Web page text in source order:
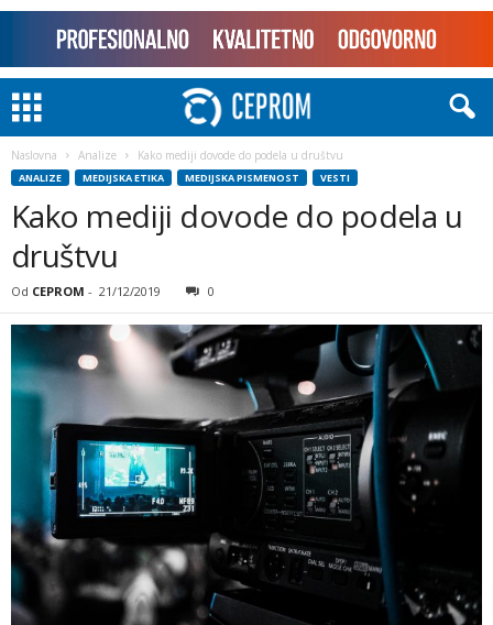
Naslovna Analize Kako mediji dovode do podela u društvu
ANALIZE MEDIJSKA ETIKA MEDIJSKA PISMENOST VESTI
Kako mediji dovode do podela u
društvu
Od CEPROM - 21/12/2019 0